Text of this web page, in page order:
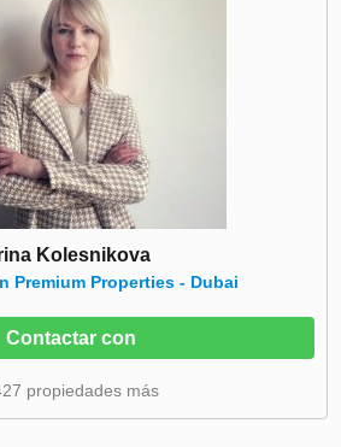
Kolesnikova
Premium Properties - Dubai
Contactar con
propiedades más